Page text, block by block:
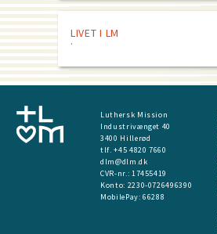
LIVET I LM
Luthersk Mission
Industrivænget 40
3400 Hillerød
tlf. +45 4820 7660
dlm@dlm.dk
CVR-nr.: 17455419
​Konto: 2230-0726496390
MobilePay:66288